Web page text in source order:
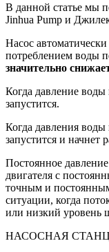
В данной статье мы
Jinhua Pump и
Насос автоматически
потреблением воды
значительно
Когда давление воды
запустится.
Когда давления воды
запустится и начнет
Постоянное
двигателя с
точным и
ситуации, когда
или низкий уровень
НАСОСНАЯ